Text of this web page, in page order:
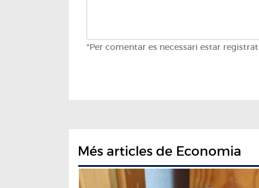
*Per comentar es necessari estar registrat.
Més articles de Economia